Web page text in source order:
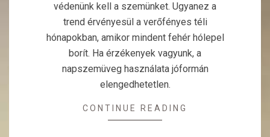
védenünk kell a szemünket. Ugyanez a
trend érvényesül a verőfényes téli
hónapokban, amikor mindent fehér hólepel
borít. Ha érzékenyek vagyunk, a
napszemüveg használata jóformán
elengedhetetlen.
CONTINUE READING